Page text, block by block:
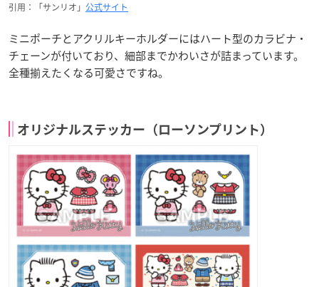
引用：「サンリオ」 公式サイト
ミニポーチとアクリルキーホルダーにはハート型のカラビナ・
チェーンが付いており、細部までかわいさが詰まっています。
全種揃えたくなる可愛さですね。
オリジナルステッカー（ローソンプリント）